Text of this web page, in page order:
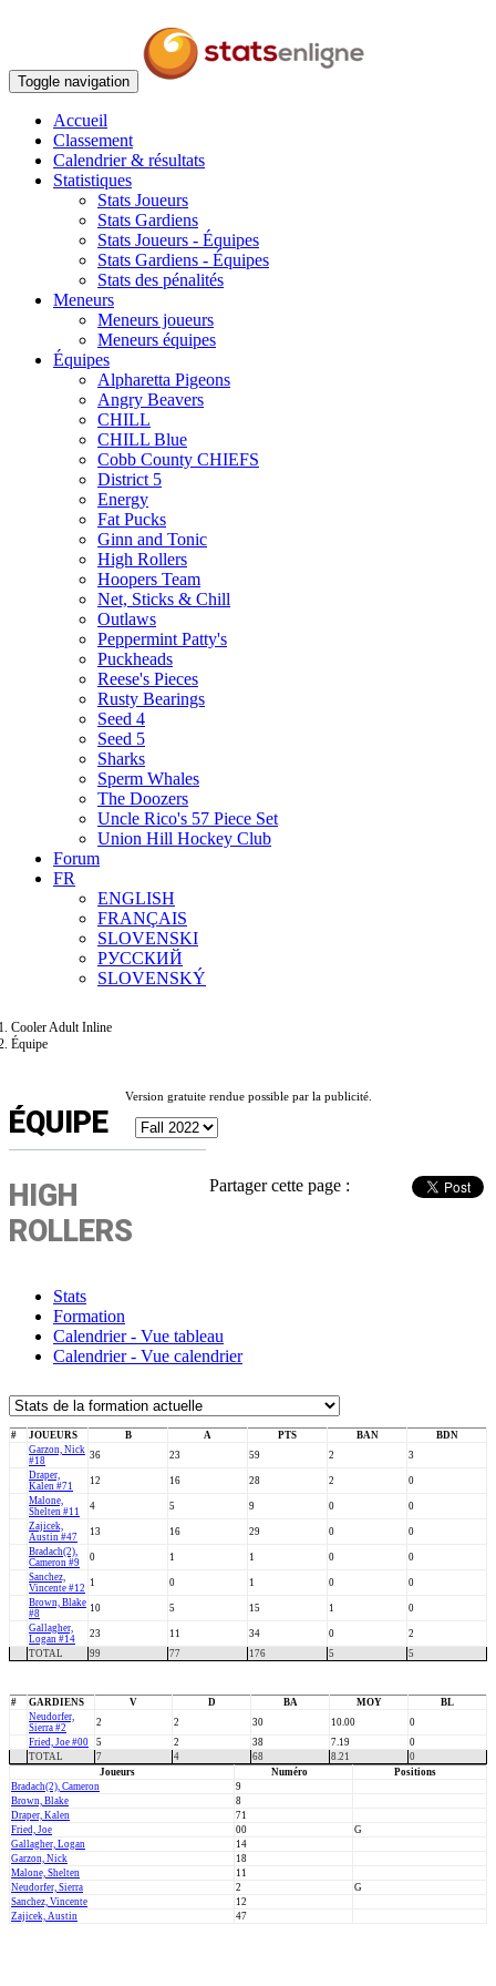
Toggle navigation
Accueil
Classement
Calendrier & résultats
Statistiques
Stats Joueurs
Stats Gardiens
Stats Joueurs - Équipes
Stats Gardiens - Équipes
Stats des pénalités
Meneurs
Meneurs joueurs
Meneurs équipes
Équipes
Alpharetta Pigeons
Angry Beavers
CHILL
CHILL Blue
Cobb County CHIEFS
District 5
Energy
Fat Pucks
Ginn and Tonic
High Rollers
Hoopers Team
Net, Sticks & Chill
Outlaws
Peppermint Patty's
Puckheads
Reese's Pieces
Rusty Bearings
Seed 4
Seed 5
Sharks
Sperm Whales
The Doozers
Uncle Rico's 57 Piece Set
Union Hill Hockey Club
Forum
FR
ENGLISH
FRANÇAIS
SLOVENSKI
РУССКИЙ
SLOVENSKÝ
Cooler Adult Inline
Équipe
Version gratuite rendue possible par la publicité.
ÉQUIPE
Partager cette page :
HIGH
ROLLERS
Stats
Formation
Calendrier - Vue tableau
Calendrier - Vue calendrier
# JOUEURS B A PTS BAN
BDN
Garzon, Nick
#18
36 23 59 2
3
Draper,
Kalen #71
12 16 28 2
0
Malone,
Shelten #11
4 5 9 0
0
Zajicek,
Austin #47
13 16 29 0
0
Bradach(2),
Cameron #9
0 1 1 0
0
Sanchez,
Vincente #12 1 0 1 0
0
Brown, Blake
#8
10 5 15 1
0
Gallagher,
Logan #14
23 11 34 0
2
TOTAL
99 77 176 5 5
# GARDIENS V D BA MOY
BL
Neudorfer,
Sierra #2
2 2 30 10.00
0
Fried, Joe #00
5 2 38 7.19
0
TOTAL
7 4 68 8.21
0
Joueurs
Numéro
Positions
Bradach(2), Cameron
9
Brown, Blake
8
Draper, Kalen
71
Fried, Joe
00
G
Gallagher, Logan
14
Garzon, Nick
18
Malone, Shelten
11
Neudorfer, Sierra
2
G
Sanchez, Vincente
12
Zajicek, Austin
47